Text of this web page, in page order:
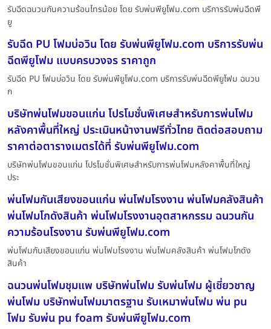
รับฉีดฉนวนกันความร้อนไทรน้อย โดย รับพ่นพียูโฟม.com บริการรับพ่นฉีดพี
ยู
รับฉีด PU โฟมบ่อวิน โดย รับพ่นพียูโฟม.com บริการรับพ่น
ฉีดพียูโฟม แบบครบวงจร ราคาถูก
รับฉีด PU โฟมบ่อวิน โดย รับพ่นพียูโฟม.com บริการรับพ่นฉีดพียูโฟม ฉนวน
ก
บริษัทพ่นโฟมขอนแก่น โปรโมชั่นพิเศษสำหรับการพ่นโฟม
หลังคาพื้นที่ใหญ่ ประเมินหน้างานฟรีทั่วไทย ติดต่อสอบถาม
ราคาต่อตารางเมตรได้ที่ รับพ่นพียูโฟม.com
บริษัทพ่นโฟมขอนแก่น โปรโมชั่นพิเศษสำหรับการพ่นโฟมหลังคาพื้นที่ใหญ่
ประ
พ่นโฟมกันเสียงขอนแก่น พ่นโฟมโรงงาน พ่นโฟมคลังสินค้า
พ่นโฟมโกดังสินค้า พ่นโฟมโรงงานอุตสาหกรรม ฉนวนกัน
ความร้อนโรงงาน รับพ่นพียูโฟม.com
พ่นโฟมกันเสียงขอนแก่น พ่นโฟมโรงงาน พ่นโฟมคลังสินค้า พ่นโฟมโกดัง
สินค้า
ฉนวนพ่นโฟมชุมแพ บริษัทพ่นโฟม รับพ่นโฟม ผู้เชี่ยวชาญ
พ่นโฟม บริษัทพ่นโฟมมาตรฐาน รับเหมาพ่นโฟม พ่น pu
โฟม รับพ่น pu foam รับพ่นพียูโฟม.com